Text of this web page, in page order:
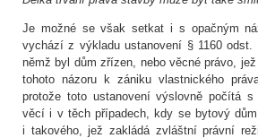
Je možné se však setkat i s opačným
vychází z výkladu ustanovení § 1160
němž byl dům zřízen, nebo věcné právo,
tohoto názoru k zániku vlastnického
protože toto ustanovení výslovně počítá
věcí i v těch případech, kdy se bytový
i takového, jež zakládá zvláštní právní